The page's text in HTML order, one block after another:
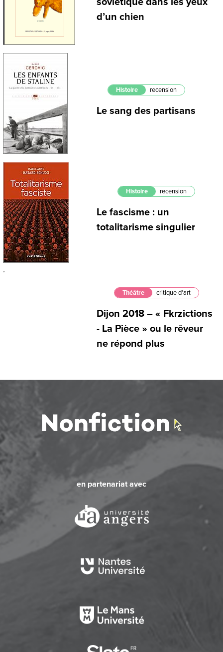
d’un chien
Histoire recension
Le sang des partisans
Histoire recension
Le fascisme : un
totalitarisme singulier
Théâtre critique d'art
Dijon 2018 – « Fkrzictions
- La Pièce » ou le rêveur
ne répond plus
en partenariat avec